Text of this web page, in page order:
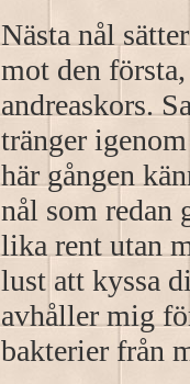
Nästa nål
mot den
andreaskors.
tränger
här gången
nål som redan
lika rent utan
lust att kyssa
avhåller mig
bakterier från